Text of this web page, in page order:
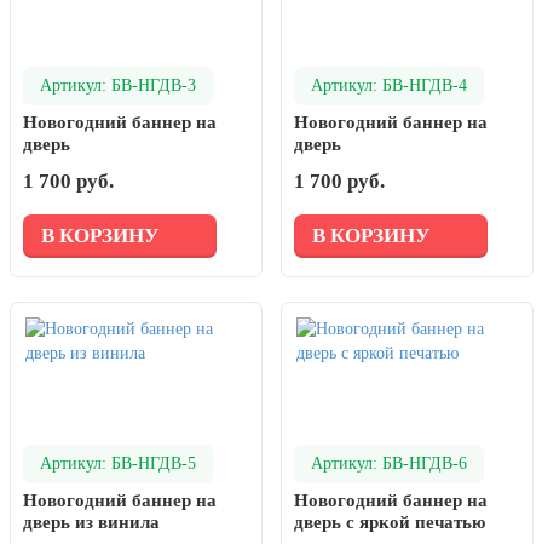
Артикул: БВ-НГДВ-3
Новогодний баннер на
дверь
1 700 руб.
В КОРЗИНУ
Артикул: БВ-НГДВ-4
Новогодний баннер на
дверь
1 700 руб.
В КОРЗИНУ
Артикул: БВ-НГДВ-5
Новогодний баннер на
дверь из винила
Артикул: БВ-НГДВ-6
Новогодний баннер на
дверь с яркой печатью